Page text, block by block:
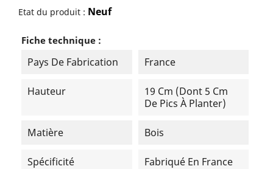
Etat du produit : Neuf
Fiche technique :
Pays De Fabrication France
Hauteur
19 Cm (dont 5 Cm
De Pics À Planter)
Matière Bois
Spécificité Fabriqué En France